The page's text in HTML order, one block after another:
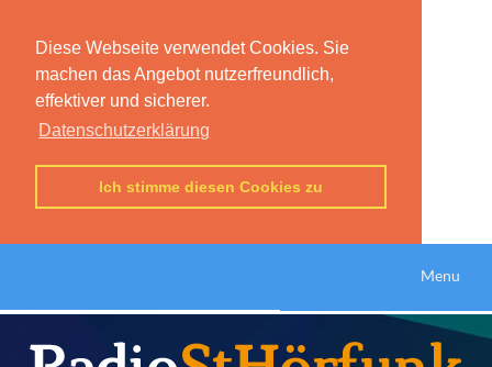
Diese Webseite verwendet Cookies. Sie
machen das Angebot nutzerfreundlich,
effektiver und sicherer.
Datenschutzerklärung
Ich stimme diesen Cookies zu
Menu